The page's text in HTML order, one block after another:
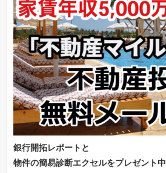
銀行開拓レポートと
物件の簡易診断エクセルをプレゼント中